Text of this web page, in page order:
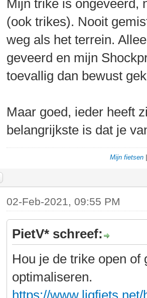
Mijn trike is ongeveerd,
(ook trikes). Nooit
weg als het terrein.
geveerd en mijn
toevallig dan bewust
Maar goed, ieder heeft
belangrijkste is dat je
Mijn fietsen
02-Feb-2021, 09:55 PM
PietV* schreef:
Hou je de trike open of
optimaliseren.
https://